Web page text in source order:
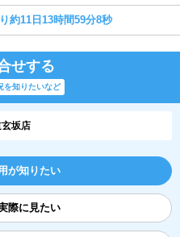
約11日13時間59分7秒
せする
を知りたいなど
坂店
が知りたい
際に見たい